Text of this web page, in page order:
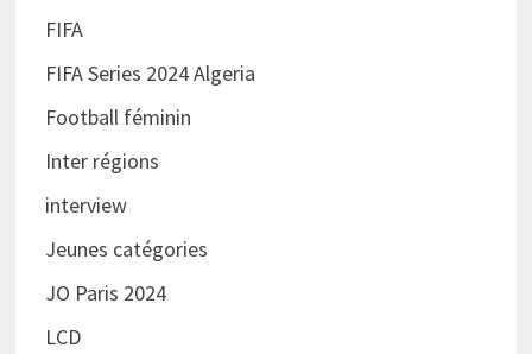
FIFA
FIFA Series 2024 Algeria
Football féminin
Inter régions
interview
Jeunes catégories
JO Paris 2024
LCD